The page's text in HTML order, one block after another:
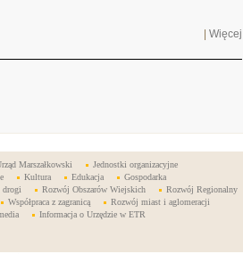
Więcej
Marszałkowski
Jednostki organizacyjne
Kultura Edukacja
Gospodarka
drogi Rozwój Obszarów Wiejskich
Rozwój Regionalny
Współpraca z zagranicą
Rozwój miast i aglomeracji
Informacja o Urzędzie w ETR